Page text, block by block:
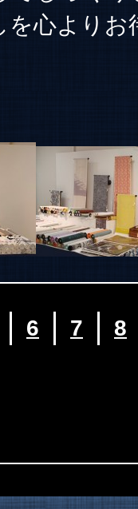
を心よりお
6 7 8